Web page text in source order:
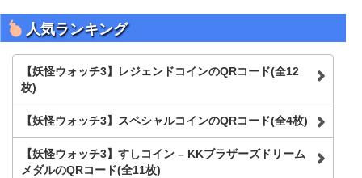
人気ランキング
【妖怪ウォッチ3】レジェンドコインのQRコード(全12
枚)
【妖怪ウォッチ3】スペシャルコインのQRコード(全4枚)
【妖怪ウォッチ3】すしコイン – KKブラザーズドリーム
メダルのQRコード(全11枚)